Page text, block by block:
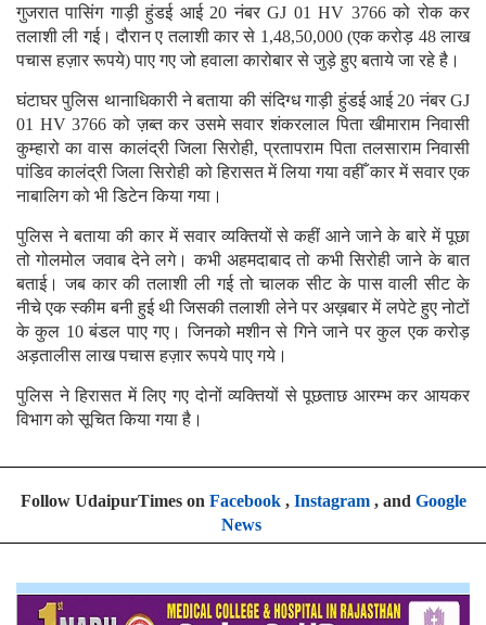
गुजरात पासिंग गाड़ी हुंडई आई 20 नंबर GJ 01 HV 3766 को रोक कर
तलाशी ली गई। दौरान ए तलाशी कार से 1,48,50,000 (एक करोड़ 48 लाख
पचास हज़ार रूपये) पाए गए जो हवाला कारोबार से जुड़े हुए बताये जा रहे है।
घंटाघर पुलिस थानाधिकारी ने बताया की संदिग्ध गाड़ी हुंडई आई 20 नंबर GJ
01 HV 3766 को ज़ब्त कर उसमे सवार शंकरलाल पिता खीमाराम निवासी
कुम्हारो का वास कालंद्री जिला सिरोही, प्रतापराम पिता तलसाराम निवासी
पांडिव कालंद्री जिला सिरोही को हिरासत में लिया गया वहीँ कार में सवार एक
नाबालिग को भी डिटेन किया गया।
पुलिस ने बताया की कार में सवार व्यक्तियों से कहीं आने जाने के बारे में पूछा
तो गोलमोल जवाब देने लगे। कभी अहमदाबाद तो कभी सिरोही जाने के बात
बताई। जब कार की तलाशी ली गई तो चालक सीट के पास वाली सीट के
नीचे एक स्कीम बनी हुई थी जिसकी तलाशी लेने पर अख़बार में लपेटे हुए नोटों
के कुल 10 बंडल पाए गए। जिनको मशीन से गिने जाने पर कुल एक करोड़
अड़तालीस लाख पचास हज़ार रूपये पाए गये।
पुलिस ने हिरासत में लिए गए दोनों व्यक्तियों से पूछताछ आरम्भ कर आयकर
विभाग को सूचित किया गया है।
Follow UdaipurTimes on Facebook, Instagram, and Google
News